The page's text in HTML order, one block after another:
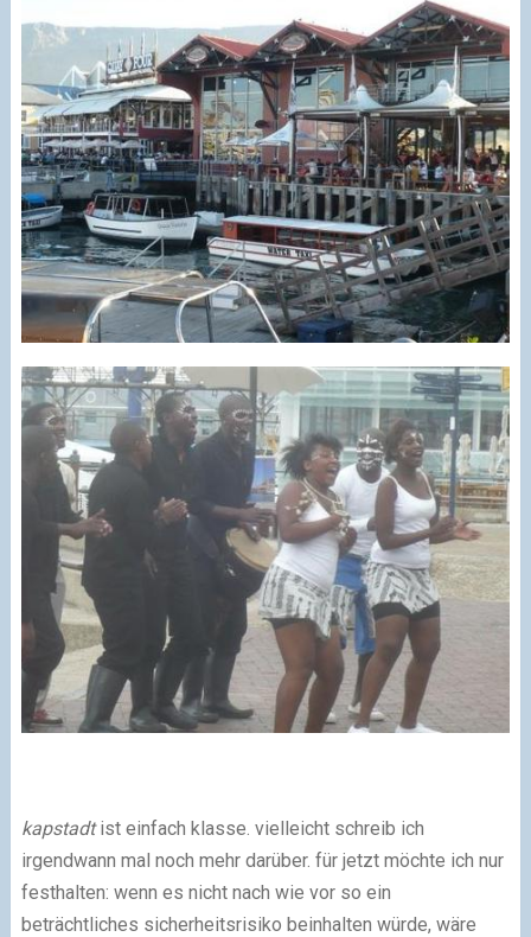
kapstadtist einfach klasse. vielleicht schreib ich
irgendwann mal noch mehr darüber. für jetzt möchte ich nur
festhalten: wenn es nicht nach wie vor so ein
beträchtliches sicherheitsrisiko beinhalten würde, wäre